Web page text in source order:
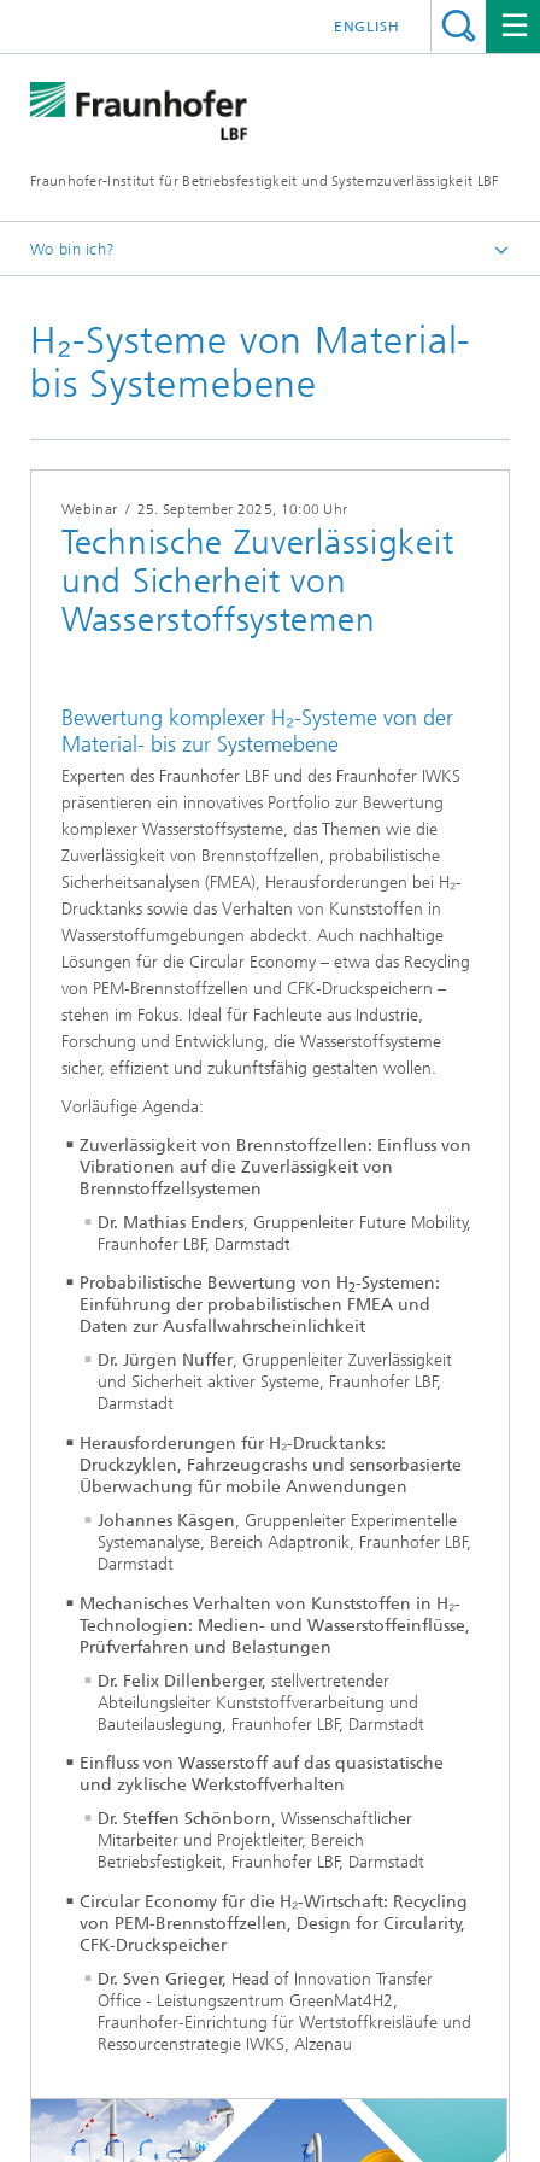
Fraunhofer-Institut für Betriebsfestigkeit und Systemzuverlässigkeit LBF
ENGLISH
Wo bin ich?
Veranstaltungen
H₂-Systeme von Material-
bis Systemebene
Webinar / 25. September 2025, 10:00 Uhr
Technische Zuverlässigkeit
und Sicherheit von
Wasserstoffsystemen
Bewertung komplexer H₂-Systeme von der
Material- bis zur Systemebene
Experten des Fraunhofer LBF und des Fraunhofer IWKS
präsentieren ein innovatives Portfolio zur Bewertung
komplexer Wasserstoffsysteme, das Themen wie die
Zuverlässigkeit von Brennstoffzellen, probabilistische
Sicherheitsanalysen (FMEA), Herausforderungen bei H₂-
Drucktanks sowie das Verhalten von Kunststoffen in
Wasserstoffumgebungen abdeckt. Auch nachhaltige
Lösungen für die Circular Economy – etwa das Recycling
von PEM-Brennstoffzellen und CFK-Druckspeichern –
stehen im Fokus. Ideal für Fachleute aus Industrie,
Forschung und Entwicklung, die Wasserstoffsysteme
sicher, effizient und zukunftsfähig gestalten wollen.
Vorläufige Agenda:
Zuverlässigkeit von Brennstoffzellen: Einfluss von
Vibrationen auf die Zuverlässigkeit von
Brennstoffzellsystemen
Dr. Mathias Enders, Gruppenleiter Future Mobility,
Fraunhofer LBF, Darmstadt
Probabilistische Bewertung von H2-Systemen:
Einführung der probabilistischen FMEA und
Daten zur Ausfallwahrscheinlichkeit
Dr. Jürgen Nuffer, Gruppenleiter Zuverlässigkeit
und Sicherheit aktiver Systeme, Fraunhofer LBF,
Darmstadt
Herausforderungen für H₂-Drucktanks:
Druckzyklen, Fahrzeugcrashs und sensorbasierte
Überwachung für mobile Anwendungen
Johannes Käsgen, Gruppenleiter Experimentelle
Systemanalyse, Bereich Adaptronik, Fraunhofer LBF,
Darmstadt
Mechanisches Verhalten von Kunststoffen in H₂-
Technologien: Medien- und Wasserstoffeinflüsse,
Prüfverfahren und Belastungen
Dr. Felix Dillenberger, stellvertretender
Abteilungsleiter Kunststoffverarbeitung und
Bauteilauslegung, Fraunhofer LBF, Darmstadt
Einfluss von Wasserstoff auf das quasistatische
und zyklische Werkstoffverhalten
Dr. Steffen Schönborn, Wissenschaftlicher
Mitarbeiter und Projektleiter, Bereich
Betriebsfestigkeit, Fraunhofer LBF, Darmstadt
Circular Economy für die H₂-Wirtschaft: Recycling
von PEM-Brennstoffzellen, Design for Circularity,
CFK-Druckspeicher
Dr. Sven Grieger, Head of Innovation Transfer
Office - Leistungszentrum GreenMat4H2,
Fraunhofer-Einrichtung für Wertstoffkreisläufe und
Ressourcenstrategie IWKS, Alzenau